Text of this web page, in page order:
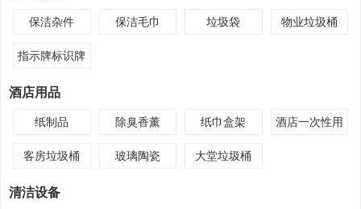
保洁杂件 保洁毛巾 垃圾袋 物业垃圾桶
指示牌标识牌
酒店用品
纸制品 除臭香薰 纸巾盒架
酒店一次性用
客房垃圾桶 玻璃陶瓷 大堂垃圾桶
清洁设备